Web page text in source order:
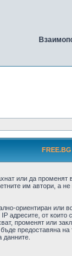
или да
им автори, а
ориентиран
адресите, от
променят или
предоставяна
данните.